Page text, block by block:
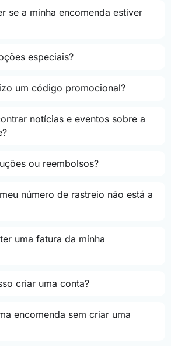
se a minha encomenda estiver
especiais?
um código promocional?
notícias e eventos sobre a
ou reembolsos?
número de rastreio não está a
uma fatura da minha
criar uma conta?
encomenda sem criar uma